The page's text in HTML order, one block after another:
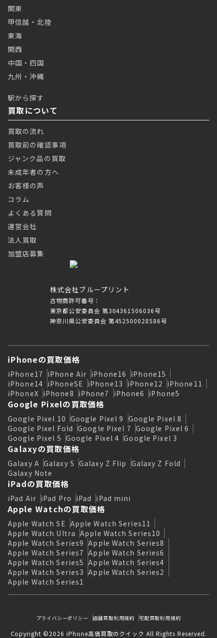
株式会社ブループリント
古物商許可番号：
東京都公安委員会 第304361506036号
神奈川県公安委員会 第452500028586号
関東
甲信越・北陸
東海
関西
中国・四国
九州・沖縄
駅から探す
買取について
買取の流れ
買取前の確認事項
ジャンク品の買取
未成年者の方へ
お客様の声
コラム
よくある質問
運営会社
法人買取
加盟店募集
iPhoneの買取価格
iPhone17 iPhone Air iPhone16 iPhone15
iPhone14 iPhoneSE iPhone13 iPhone12 iPhone11
iPhoneX iPhone8 iPhone7 iPhone6 iPhone5
Google Pixelの買取価格
Google Pixel 10 Google Pixel 9 Google Pixel 8
Google Pixel Fold Google Pixel 7 Google Pixel 6
Google Pixel 5 Google Pixel 4 Google Pixel 3
Galaxyの買取価格
Galaxy A Galaxy S Galaxy Z Flip Galaxy Z Fold
Galaxy Note
iPadの買取価格
iPad Air iPad Pro iPad iPad mini
Apple Watchの買取価格
Apple Watch SE Apple Watch Series11
Apple Watch Ultra Apple Watch Series10
Apple Watch Series9 Apple Watch Series8
Apple Watch Series7 Apple Watch Series6
Apple Watch Series5 Apple Watch Series4
Apple Watch Series3 Apple Watch Series2
Apple Watch Series1
プライバシーポリシー 店舗買取利用規約 宅配買取利用規約
Copyright ©2026 iPhone高価買取のクイック All Rights Reserved.